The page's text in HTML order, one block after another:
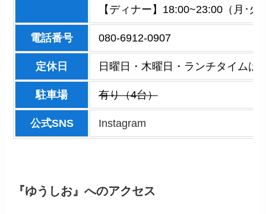
【ディナー】18:00~23:00（月･
電話番号 080-6912-0907
定休日 日曜日・木曜日・ランチタイムは
駐車場 有り（4台）
公式SNS Instagram
『ゆうしお』へのアクセス